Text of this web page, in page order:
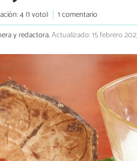
4 (1 voto)
1 comentario
y redactora.Actualizado: 15 febrero